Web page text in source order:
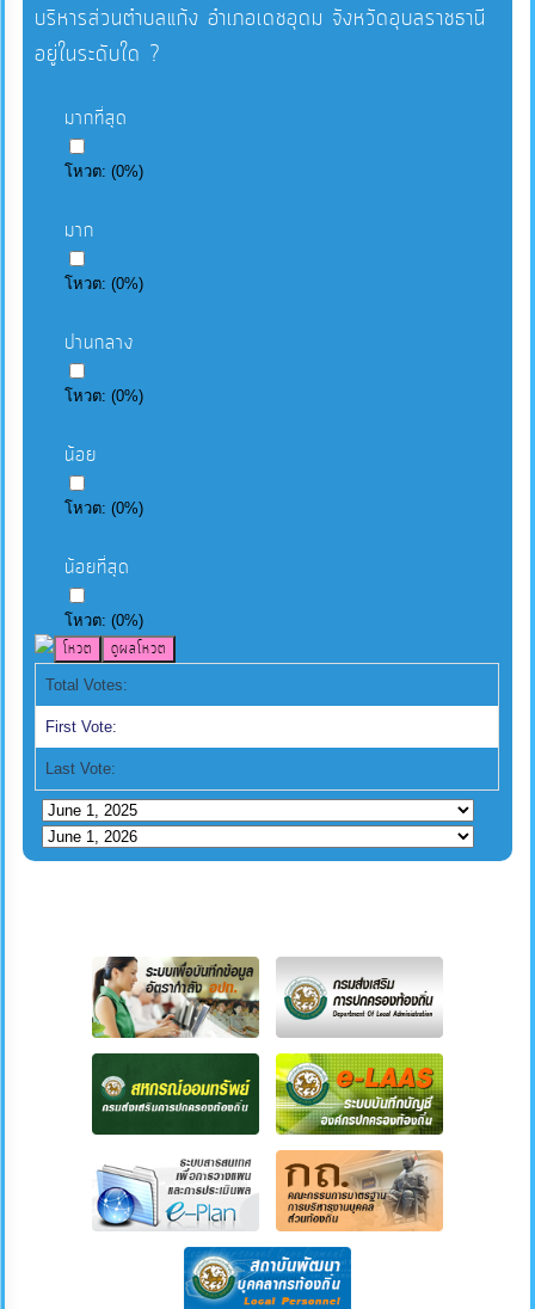
บริหารส่วนตำบลแก้ง อำเภอเดชอุดม จังหวัดอุบลราชธานี
อยู่ในระดับใด ?
มากที่สุด
โหวต:(0%)
มาก
โหวต:(0%)
ปานกลาง
โหวต:(0%)
น้อย
โหวต:(0%)
น้อยที่สุด
โหวต:(0%)
Total Votes:
First Vote:
Last Vote: